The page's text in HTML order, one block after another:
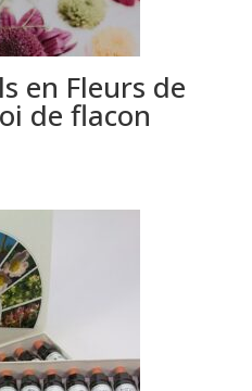
en Fleurs de
de flacon